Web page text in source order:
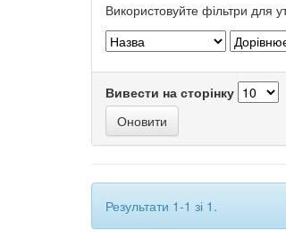
Використовуйте фільтри для
Вивести на сторінку
Результати 1-1 зі 1.